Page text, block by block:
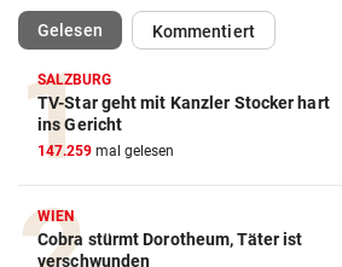
Gelesen(ausgewählt)Kommentiert
SALZBURG
TV-Star geht mit Kanzler Stocker hart
ins Gericht
147.259 mal gelesen
WIEN
Cobra stürmt Dorotheum, Täter ist
verschwunden